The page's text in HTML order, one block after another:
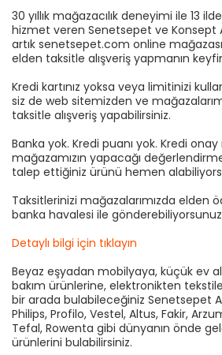
30 yıllık mağazacılık deneyimi ile 13
hizmet veren Senetsepet ve Konsept
artık senetsepet.com online
elden taksitle alışveriş yapmanın
Kredi kartınız yoksa veya limitinizi
siz de web sitemizden ve
taksitle alışveriş yapabilirsiniz.
Banka yok. Kredi puanı yok. Kredi
mağazamızın yapacağı
talep ettiğiniz ürünü hemen
Taksitlerinizi mağazalarımızda elden
banka havalesi ile gönderebiliyorsunuz
Detaylı bilgi için tıklayın
Beyaz eşyadan mobilyaya, küçük ev
bakım ürünlerine, elektronikten
bir arada bulabileceğiniz Senetsepet
Philips, Profilo, Vestel, Altus, Fakir,
Tefal, Rowenta gibi dünyanın önde
ürünlerini bulabilirsiniz.